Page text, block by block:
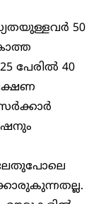
50
പേരിൽ 40